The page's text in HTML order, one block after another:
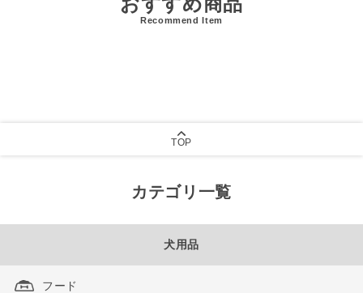
Recommend Item
TOP
カテゴリ一覧
犬用品
フード